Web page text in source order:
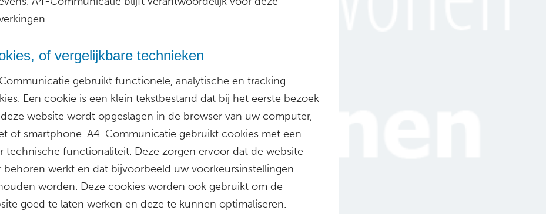
of vergelijkbare technieken
gebruikt functionele, analytische en tracking
Een cookie is een klein tekstbestand dat bij het eerste bezoek
website wordt opgeslagen in de browser van uw computer,
of smartphone. A4-Communicatie gebruikt cookies met een
technische functionaliteit. Deze zorgen ervoor dat de website
behoren werkt en dat bijvoorbeeld uw voorkeursinstellingen
worden. Deze cookies worden ook gebruikt om de
goed te laten werken en deze te kunnen optimaliseren.